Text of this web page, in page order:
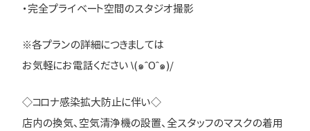
・完全プライベート空間のスタジオ撮影
※各プランの詳細につきましては
お気軽にお電話ください \(๑ˆOˆ๑)/
◇コロナ感染拡大防止に伴い◇
店内の換気、空気清浄機の設置、全スタッフのマスクの着用